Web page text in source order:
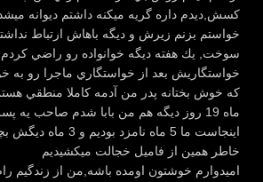
كسش,ديدم داره گريه ميكنه داشتم ديوانه
خواستم بزنم زيرش و ديگه باهاش ارتباط
سوخت, يك هفته ديگه خوانواده رو راضي كردم
خواستگاريش بعد از خواستگاري ماجرا رو به
ماه 19 روز ديگه هم من بابا شدم صاحب
اينجاست ما 5 ماه
خاطر همين از فاميل خجالت ميكشيديم
اميدوارم خوشتون اومده باشه,من از زندگيم